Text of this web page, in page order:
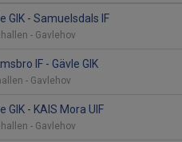
GIK - Samuelsdals IF
- Gavlehov
IF - Gävle GIK
- Gavlehov
GIK - KAIS Mora UIF
- Gavlehov